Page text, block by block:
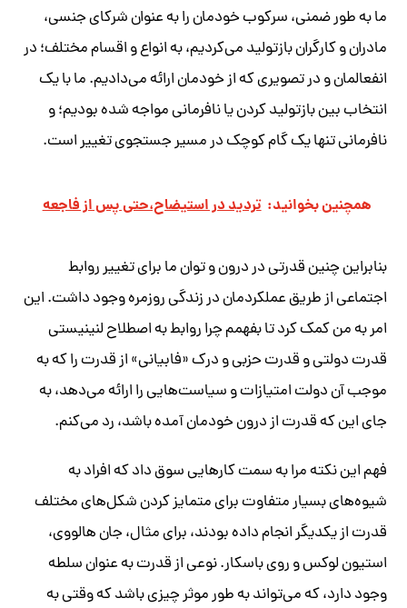
ما به طور ضمنی، سرکوب خودمان را به عنوان شرکای جنسی،
مادران و کارگران بازتولید می‌کردیم، به انواع و اقسام مختلف؛ در
انفعالمان و در تصویری که از خودمان ارائه می‌دادیم. ما با یک
انتخاب بین بازتولید کردن یا نافرمانی مواجه شده بودیم؛ و
نافرمانی تنها یک گام کوچک در مسیر جستجوی تغییر است.
همچنین بخوانید: تردید در استیضاح،حتی پس از فاجعه
بنابراین چنین قدرتی در درون و توان ما برای تغییر روابط
اجتماعی از طریق عملکردمان در زندگی روزمره وجود داشت. ​این
امر به من کمک کرد تا بفهمم چرا روابط به اصطلاح لنینیستی
قدرت دولتی و قدرت حزبی و درک «فابیانی» از قدرت را که به
موجب آن دولت امتیازات و سیاست‌هایی را ارائه می‌دهد، به
جای این که قدرت از درون خودمان آمده باشد، رد می‌کنم.
فهم این نکته مرا به سمت کارهایی سوق داد که افراد به
شیوه‌های بسیار متفاوت برای متمایز کردن شکل‌های مختلف
قدرت از یکدیگر انجام داده بودند، برای مثال، جان هالووی،
استیون لوکس و روی باسکار. نوعی از قدرت به عنوان سلطه
وجود دارد، که می‌تواند به طور موثر چیزی باشد که وقتی به